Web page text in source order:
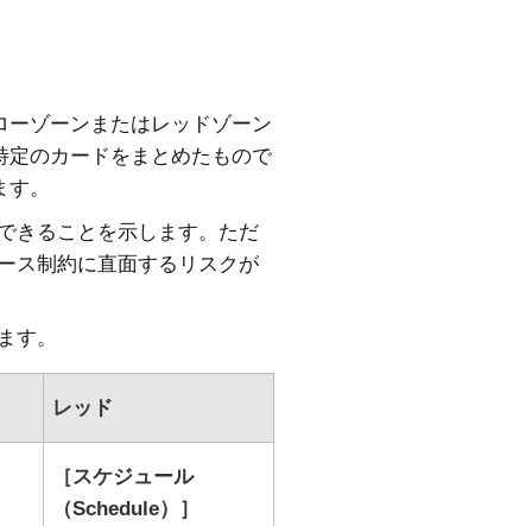
ゾーンまたはレッドゾーン
のカードをまとめたもので
。
きることを示します。ただ
ス制約に直面するリスクが
す。
レッド
スケジュール
（Schedule）